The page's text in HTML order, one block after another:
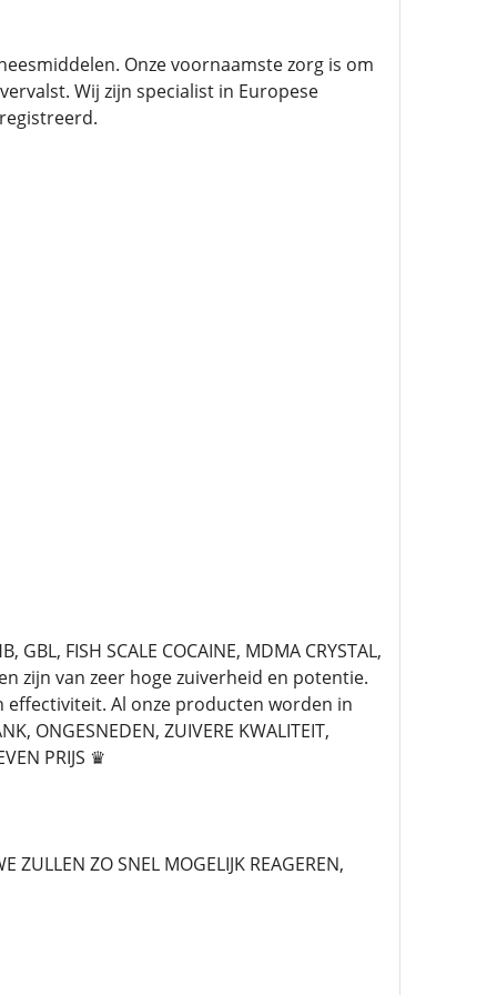
Onze voornaamste zorg is om
Wij zijn specialist in Europese
FISH SCALE COCAINE, MDMA CRYSTAL,
zijn van zeer hoge zuiverheid en potentie.
Al onze producten worden in
ZUIVERE KWALITEIT,
PRIJS ♛
ZULLEN ZO SNEL MOGELIJK REAGEREN,